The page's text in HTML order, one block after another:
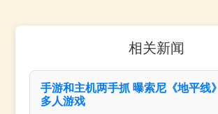
相关新闻
手游和主机两手抓 曝索尼《地平线
多人游戏